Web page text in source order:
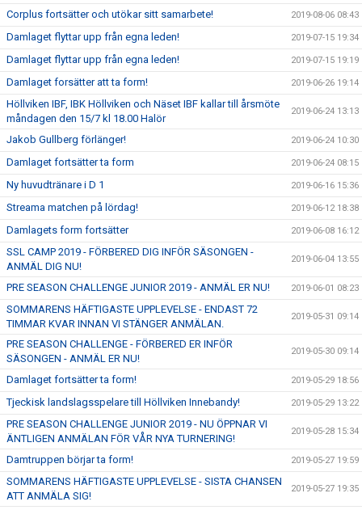
Corplus fortsätter och utökar sitt samarbete! 2019-08-06 08:43
Damlaget flyttar upp från egna leden! 2019-07-15 19:34
Damlaget flyttar upp från egna leden! 2019-07-15 19:19
Damlaget forsätter att ta form! 2019-06-26 19:14
Höllviken IBF, IBK Höllviken och Näset IBF kallar till årsmöte
måndagen den 15/7 kl 18.00 Halör
2019-06-24 13:13
Jakob Gullberg förlänger! 2019-06-24 10:30
Damlaget fortsätter ta form 2019-06-24 08:15
Ny huvudtränare i D 1 2019-06-16 15:36
Streama matchen på lördag! 2019-06-12 18:38
Damlagets form fortsätter 2019-06-08 16:12
SSL CAMP 2019 - FÖRBERED DIG INFÖR SÄSONGEN -
ANMÄL DIG NU!
2019-06-04 13:55
PRE SEASON CHALLENGE JUNIOR 2019 - ANMÄL ER NU! 2019-06-01 08:23
SOMMARENS HÄFTIGASTE UPPLEVELSE - ENDAST 72
TIMMAR KVAR INNAN VI STÄNGER ANMÄLAN.
2019-05-31 09:14
PRE SEASON CHALLENGE - FÖRBERED ER INFÖR
SÄSONGEN - ANMÄL ER NU!
2019-05-30 09:14
Damlaget fortsätter ta form! 2019-05-29 18:56
Tjeckisk landslagsspelare till Höllviken Innebandy! 2019-05-29 13:22
PRE SEASON CHALLENGE JUNIOR 2019 - NU ÖPPNAR VI
ÄNTLIGEN ANMÄLAN FÖR VÅR NYA TURNERING!
2019-05-28 15:34
Damtruppen börjar ta form! 2019-05-27 19:59
SOMMARENS HÄFTIGASTE UPPLEVELSE - SISTA CHANSEN
ATT ANMÄLA SIG!
2019-05-27 19:35